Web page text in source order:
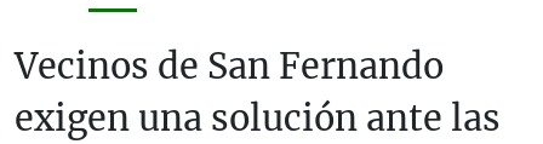
Vecinos de San Fernando
exigen una solución ante las